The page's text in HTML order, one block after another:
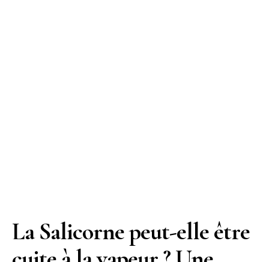
La Salicorne peut-elle être